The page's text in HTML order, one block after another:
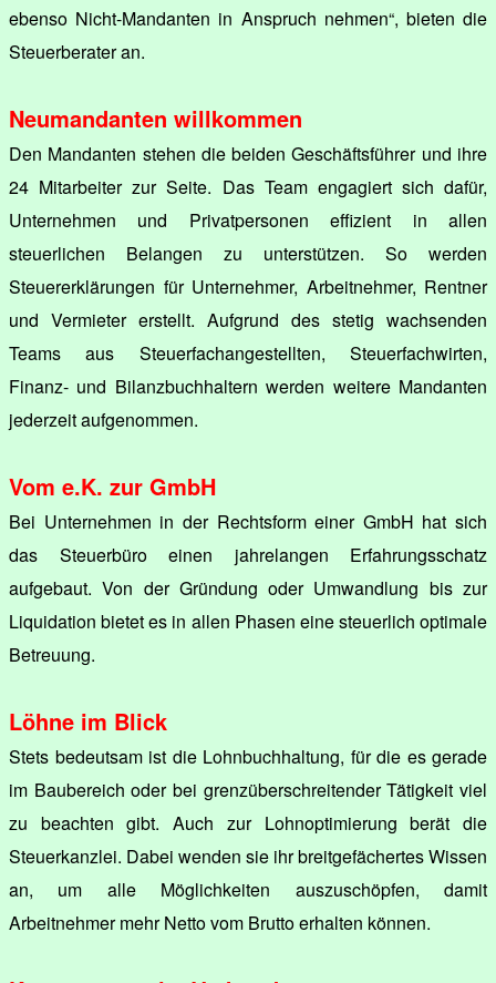
ebenso Nicht-Mandanten in Anspruch nehmen“, bieten die
Steuerberater an.
Neumandanten willkommen
Den Mandanten stehen die beiden Geschäftsführer und ihre
24 Mitarbeiter zur Seite. Das Team engagiert sich dafür,
Unternehmen und Privatpersonen effizient in allen
steuerlichen Belangen zu unterstützen. So werden
Steuererklärungen für Unternehmer, Arbeitnehmer, Rentner
und Vermieter erstellt. Aufgrund des stetig wachsenden
Teams aus Steuerfachangestellten, Steuerfachwirten,
Finanz- und Bilanzbuchhaltern werden weitere Mandanten
jederzeit aufgenommen.
Vom e.K. zur GmbH
Bei Unternehmen in der Rechtsform einer GmbH hat sich
das Steuerbüro einen jahrelangen Erfahrungsschatz
aufgebaut. Von der Gründung oder Umwandlung bis zur
Liquidation bietet es in allen Phasen eine steuerlich optimale
Betreuung.
Löhne im Blick
Stets bedeutsam ist die Lohnbuchhaltung, für die es gerade
im Baubereich oder bei grenzüberschreitender Tätigkeit viel
zu beachten gibt. Auch zur Lohnoptimierung berät die
Steuerkanzlei. Dabei wenden sie ihr breitgefächertes Wissen
an, um alle Möglichkeiten auszuschöpfen, damit
Arbeitnehmer mehr Netto vom Brutto erhalten können.